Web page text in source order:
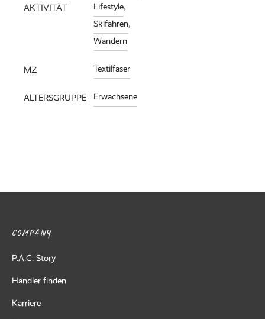
AKTIVITÄT
Lifestyle,
Skifahren,
Wandern
MZ Textilfaser
ALTERSGRUPPE Erwachsene
COMPANY
P.A.C. Story
Händler finden
Karriere